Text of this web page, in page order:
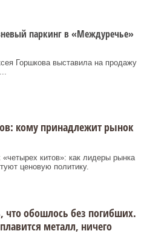
паркинг в «Междуречье»
Горшкова выставила на продажу
кому принадлежит рынок
китов»: как лидеры рынка
ценовую политику.
что обошлось без погибших.
металл, ничего